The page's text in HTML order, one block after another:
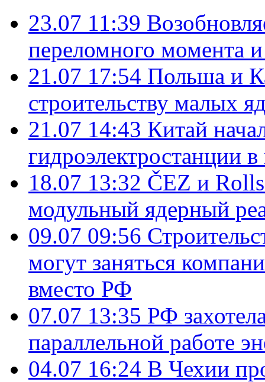
23.07 11:39
переломного момента
21.07 17:54 Польша и
строительству малых
21.07 14:43 Китай
гидроэлектростанции
18.07 13:32 ČEZ и
модульный ядерный
09.07 09:56
могут заняться
вместо РФ
07.07 13:35 РФ
параллельной работе
04.07 16:24 В Чехии